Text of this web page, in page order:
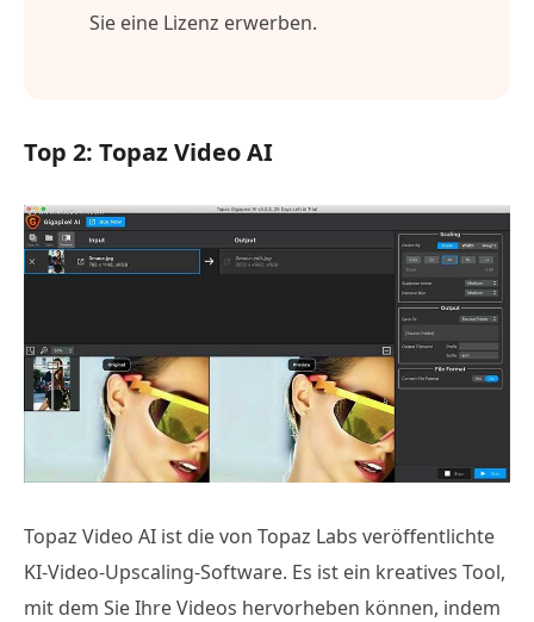
Sie eine Lizenz erwerben.
Top 2: Topaz Video AI
Topaz Video AI ist die von Topaz Labs veröffentlichte
KI-Video-Upscaling-Software. Es ist ein kreatives Tool,
mit dem Sie Ihre Videos hervorheben können, indem